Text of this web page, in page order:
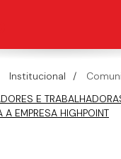
Institucional
E
A EMPRESA HIGHPOINT